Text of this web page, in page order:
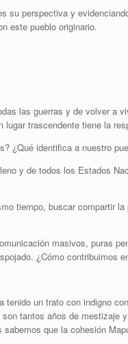
su perspectiva y
este pueblo originario.
las guerras y de volver a
trascendente tiene la
¿Qué identifica a nuestro
y de todos los Estados
tiempo, buscar compartir
masivos, puras
¿Cómo contribuimos
un trato con indigno
tantos años de mestizaje
que la cohesión